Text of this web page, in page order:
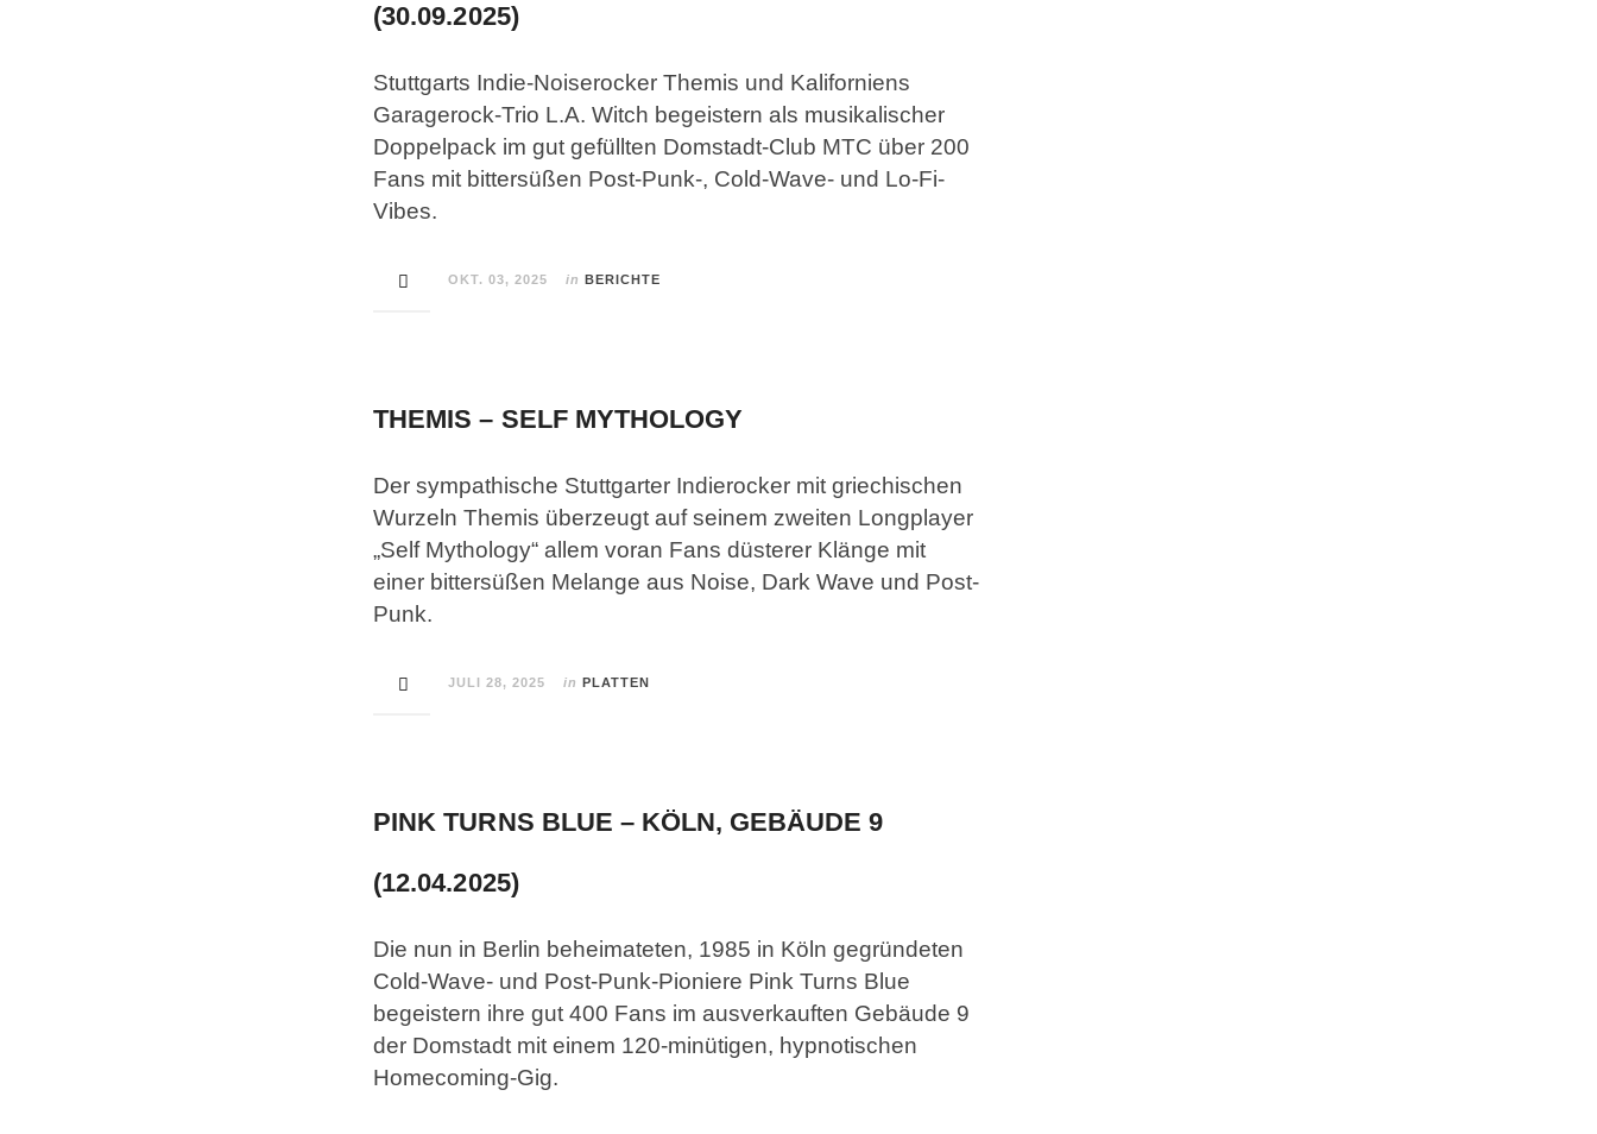
(30.09.2025)
Stuttgarts Indie-Noiserocker Themis und Kaliforniens
Garagerock-Trio L.A. Witch begeistern als musikalischer
Doppelpack im gut gefüllten Domstadt-Club MTC über 200
Fans mit bittersüßen Post-Punk-, Cold-Wave- und Lo-Fi-
Vibes.
OKT. 03, 2025 in BERICHTE
THEMIS – SELF MYTHOLOGY
Der sympathische Stuttgarter Indierocker mit griechischen
Wurzeln Themis überzeugt auf seinem zweiten Longplayer
„Self Mythology“ allem voran Fans düsterer Klänge mit
einer bittersüßen Melange aus Noise, Dark Wave und Post-
Punk.
JULI 28, 2025 in PLATTEN
PINK TURNS BLUE – KÖLN, GEBÄUDE 9
(12.04.2025)
Die nun in Berlin beheimateten, 1985 in Köln gegründeten
Cold-Wave- und Post-Punk-Pioniere Pink Turns Blue
begeistern ihre gut 400 Fans im ausverkauften Gebäude 9
der Domstadt mit einem 120-minütigen, hypnotischen
Homecoming-Gig.